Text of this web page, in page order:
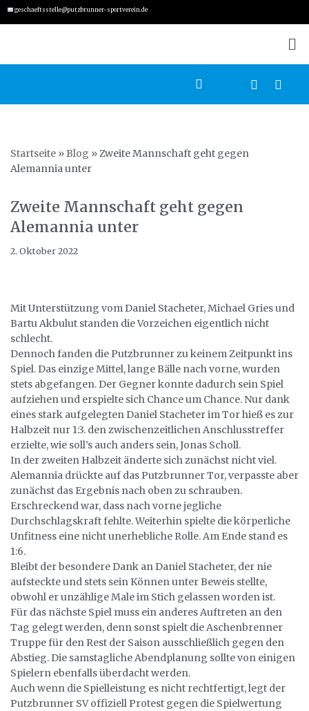
springen
geschaeftsstelle@putzbrunner-sportverein.de
Startseite » Blog »Zweite Mannschaft geht gegen
Alemannia unter
Zweite Mannschaft geht gegen
Alemannia unter
2. Oktober 2022
Mit Unterstützung vom Daniel Stacheter, Michael Gries und
Bartu Akbulut standen die Vorzeichen eigentlich nicht
schlecht.
Dennoch fanden die Putzbrunner zu keinem Zeitpunkt ins
Spiel. Das einzige Mittel, lange Bälle nach vorne, wurden
stets abgefangen. Der Gegner konnte dadurch sein Spiel
aufziehen und erspielte sich Chance um Chance. Nur dank
eines stark aufgelegten Daniel Stacheter im Tor hieß es zur
Halbzeit nur 1:3. den zwischenzeitlichen Anschlusstreffer
erzielte, wie soll’s auch anders sein, Jonas Scholl.
In der zweiten Halbzeit änderte sich zunächst nicht viel.
Alemannia drückte auf das Putzbrunner Tor, verpasste aber
zunächst das Ergebnis nach oben zu schrauben.
Erschreckend war, dass nach vorne jegliche
Durchschlagskraft fehlte. Weiterhin spielte die körperliche
Unfitness eine nicht unerhebliche Rolle. Am Ende stand es
1:6.
Bleibt der besondere Dank an Daniel Stacheter, der nie
aufsteckte und stets sein Können unter Beweis stellte,
obwohl er unzählige Male im Stich gelassen worden ist.
Für das nächste Spiel muss ein anderes Auftreten an den
Tag gelegt werden, denn sonst spielt die Aschenbrenner
Truppe für den Rest der Saison ausschließlich gegen den
Abstieg. Die samstagliche Abendplanung sollte von einigen
Spielern ebenfalls überdacht werden.
Auch wenn die Spielleistung es nicht rechtfertigt, legt der
Putzbrunner SV offiziell Protest gegen die Spielwertung